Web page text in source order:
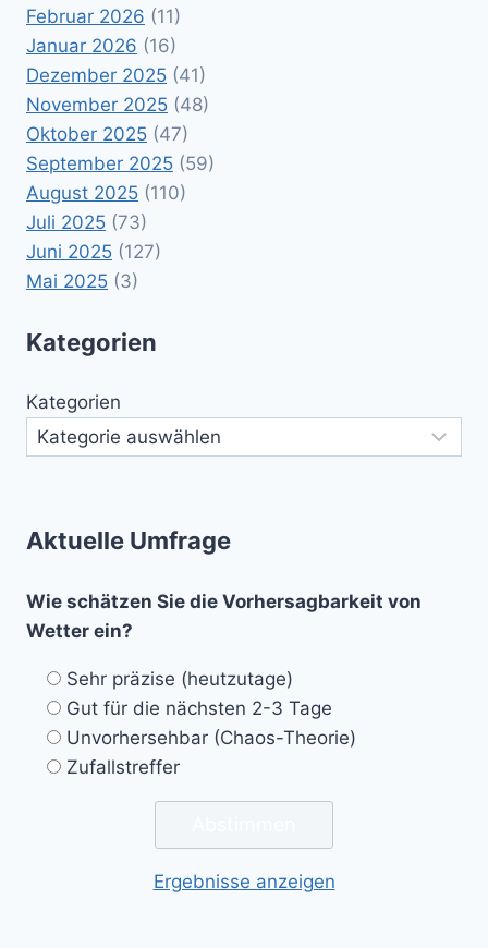
Februar 2026 (11)
Januar 2026 (16)
Dezember 2025 (41)
November 2025 (48)
Oktober 2025 (47)
September 2025 (59)
August 2025 (110)
Juli 2025 (73)
Juni 2025 (127)
Mai 2025 (3)
Kategorien
Kategorien
Aktuelle Umfrage
Wie schätzen Sie die Vorhersagbarkeit von
Wetter ein?
Sehr präzise (heutzutage)
Gut für die nächsten 2-3 Tage
Unvorhersehbar (Chaos-Theorie)
Zufallstreffer
Ergebnisse anzeigen